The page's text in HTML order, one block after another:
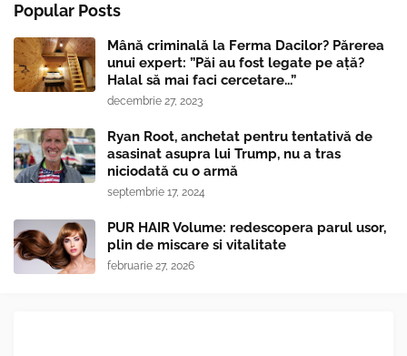
Popular Posts
Mână criminală la Ferma Dacilor? Părerea
unui expert: ”Păi au fost legate pe ață?
Halal să mai faci cercetare...”
decembrie 27, 2023
Ryan Root, anchetat pentru tentativă de
asasinat asupra lui Trump, nu a tras
niciodată cu o armă
septembrie 17, 2024
PUR HAIR Volume: redescopera parul usor,
plin de miscare si vitalitate
februarie 27, 2026